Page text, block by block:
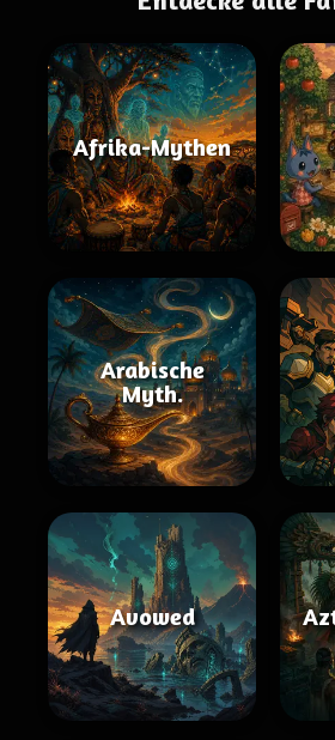
Afrika-Mythen
Arabische
Myth.
Avowed